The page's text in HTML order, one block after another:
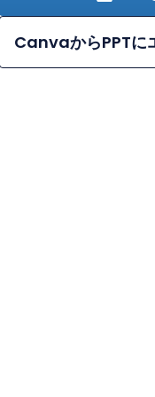
CanvaからPPTに